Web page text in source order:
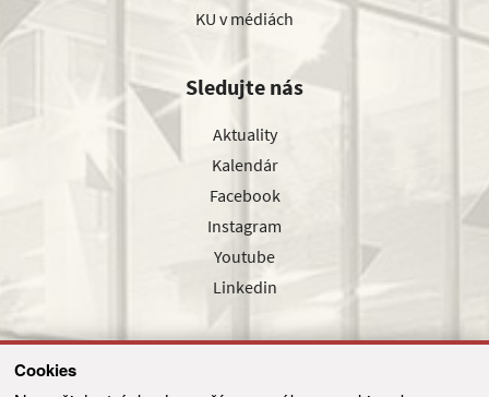
Cookies
KU v médiách
Sledujte nás
Aktuality
Kalendár
Facebook
Instagram
Youtube
Linkedin